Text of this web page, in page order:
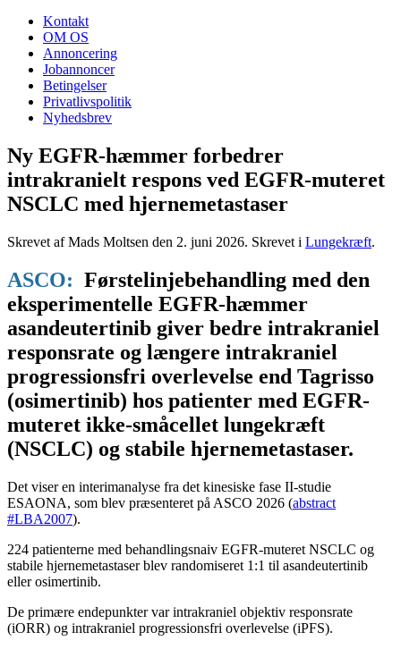
Kontakt
OM OS
Annoncering
Jobannoncer
Betingelser
Privatlivspolitik
Nyhedsbrev
Ny EGFR-hæmmer forbedrer
intrakranielt respons ved EGFR-muteret
NSCLC med hjernemetastaser
Skrevet af Mads Moltsen den 2. juni 2026. Skrevet i Lungekræft.
ASCO: Førstelinjebehandling med den
eksperimentelle EGFR-hæmmer
asandeutertinib giver bedre intrakraniel
responsrate og længere intrakraniel
progressionsfri overlevelse end Tagrisso
(osimertinib) hos patienter med EGFR-
muteret ikke-småcellet lungekræft
(NSCLC) og stabile hjernemetastaser.
Det viser en interimanalyse fra det kinesiske fase II-studie
ESAONA, som blev præsenteret på ASCO 2026 (abstract
#LBA2007).
224 patienterne med behandlingsnaiv EGFR-muteret NSCLC og
stabile hjernemetastaser blev randomiseret 1:1 til asandeutertinib
eller osimertinib.
De primære endepunkter var intrakraniel objektiv responsrate
(iORR) og intrakraniel progressionsfri overlevelse (iPFS).